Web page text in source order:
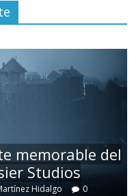
memorable del
Studios
Hidalgo 0